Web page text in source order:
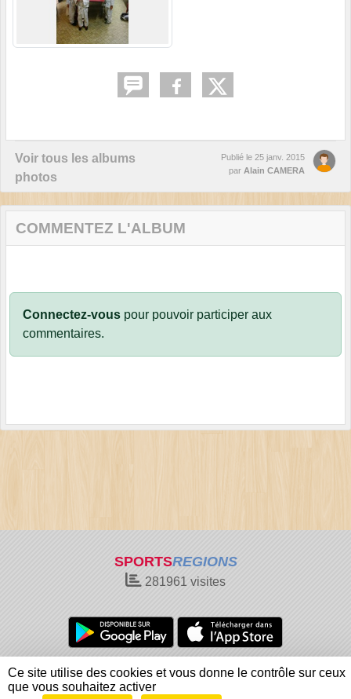
Voir tous les albums
photos
Publié le 25 janv. 2015
par Alain CAMERA
COMMENTEZ L'ALBUM
Connectez-vous pour pouvoir participer aux
commentaires.
SPORTSREGIONS
281961 visites
Charte cookies
Gestion des cookies
Informations légales
Signaler un contenu inapproprié
Ce site utilise des cookies et vous donne le contrôle sur ceux
que vous souhaitez activer